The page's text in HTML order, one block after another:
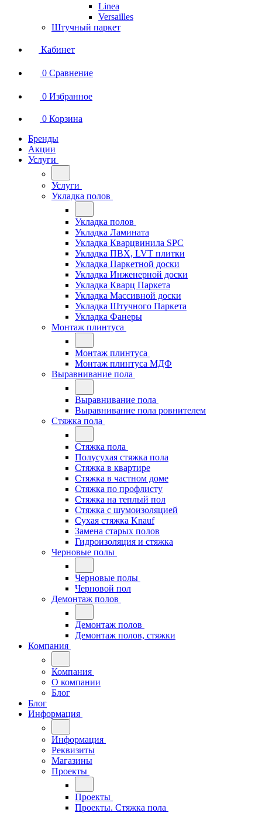
Linea
Versailles
Штучный паркет
Кабинет
0 Сравнение
0 Избранное
0 Корзина
Бренды
Акции
Услуги
Услуги
Укладка полов
Укладка полов
Укладка Ламината
Укладка Кварцвинила SPC
Укладка ПВХ, LVT плитки
Укладка Паркетной доски
Укладка Инженерной доски
Укладка Кварц Паркета
Укладка Массивной доски
Укладка Штучного Паркета
Укладка Фанеры
Монтаж плинтуса
Монтаж плинтуса
Монтаж плинтуса МДФ
Выравнивание пола
Выравнивание пола
Выравнивание пола ровнителем
Стяжка пола
Стяжка пола
Полусухая стяжка пола
Стяжка в квартире
Стяжка в частном доме
Стяжка по профлисту
Стяжка на теплый пол
Стяжка с шумоизоляцией
Сухая стяжка Knauf
Замена старых полов
Гидроизоляция и стяжка
Черновые полы
Черновые полы
Черновой пол
Демонтаж полов
Демонтаж полов
Демонтаж полов, стяжки
Компания
Компания
О компании
Блог
Блог
Информация
Информация
Реквизиты
Магазины
Проекты
Проекты
Проекты. Стяжка пола